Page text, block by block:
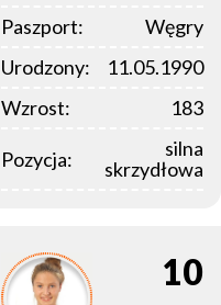
Paszport:
Węgry
Urodzony:
11.05.1990
Wzrost:
183
Pozycja:
silna
skrzydłowa
10